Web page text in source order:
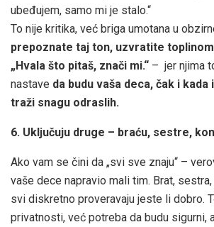
ubeđujem, samo mi je stalo.“
To nije kritika, već briga umotana u
prepoznate taj ton, uzvratite
„Hvala što pitaš, znači mi.“ – jer njima
nastave da budu vaša deca, čak i
traži snagu odraslih.
6. Uključuju druge – braću, sestre,
Ako vam se čini da „svi sve znaju“ –
vaše dece napravio mali tim. Brat,
svi diskretno proveravaju jeste li dobro.
privatnosti, već potreba da budu sigurni,